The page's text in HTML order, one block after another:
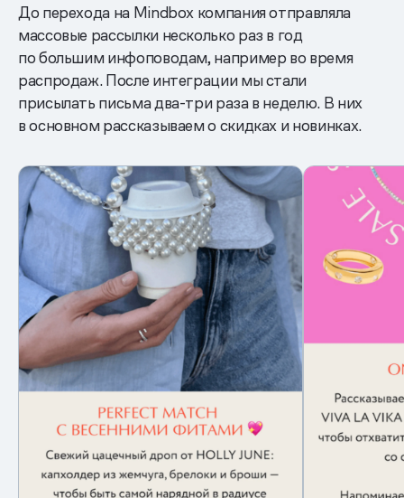
До перехода на Mindbox компания отправляла
массовые рассылки несколько раз в год
по большим инфоповодам, например во время
распродаж. После интеграции мы стали
присылать письма два-три раза в неделю. В них
в основном рассказываем о скидках и новинках.